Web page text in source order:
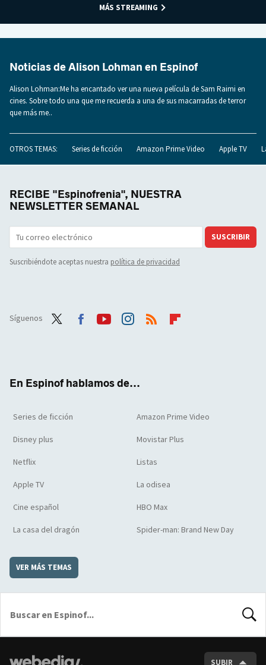
MÁS STREAMING
Noticias de Alison Lohman en Espinof
Alison Lohman:Me ha encantado ver una nueva película de Sam Raimi en
cines. Sobre todo una que me recuerda a una de sus macarradas de terror
que más me..
OTROS TEMAS: Series de ficción Amazon Prime Video Apple TV
RECIBE "Espinofrenia", NUESTRA
NEWSLETTER SEMANAL
SUSCRIBIR
Suscribiéndote aceptas nuestra política de privacidad
Síguenos
En Espinof hablamos de...
Series de ficción Amazon Prime Video
Disney plus Movistar Plus
Netflix Listas
Apple TV La odisea
Cine español HBO Max
La casa del dragón Spider-man: Brand New Day
VER MÁS TEMAS
SUBIR